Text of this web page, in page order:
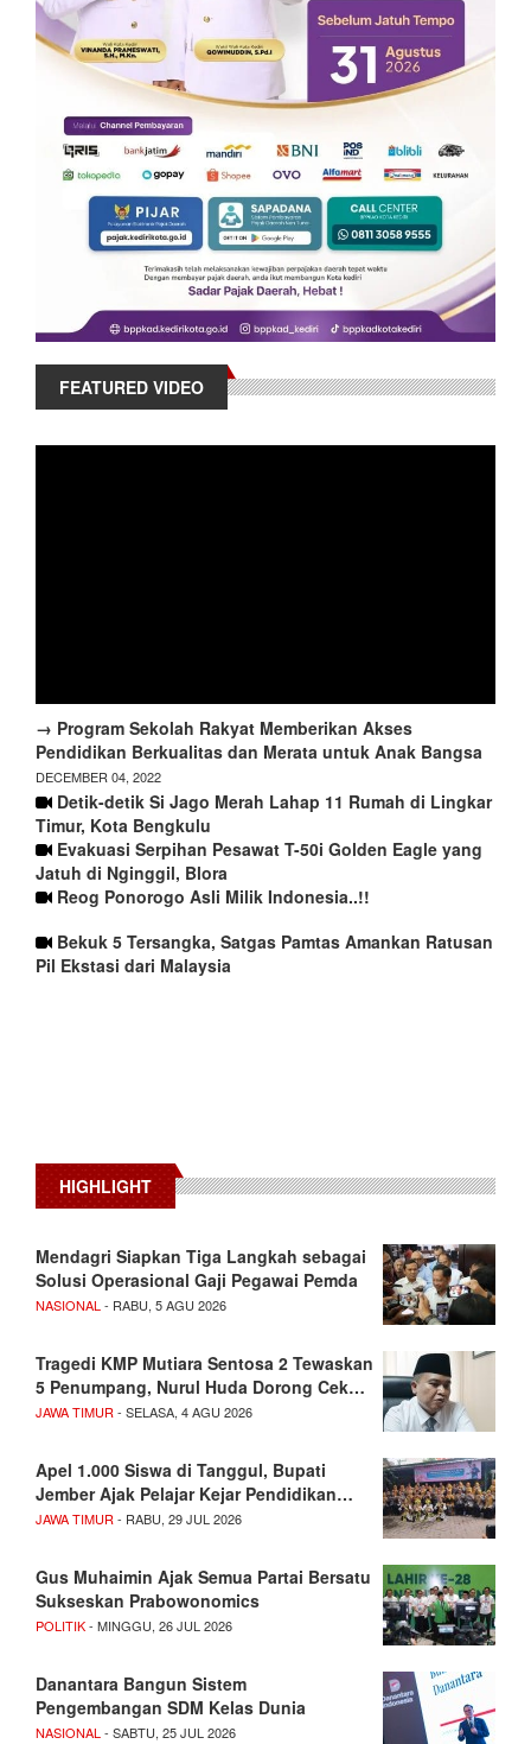
FEATURED VIDEO
→ Program Sekolah Rakyat Memberikan Akses
Pendidikan Berkualitas dan Merata untuk Anak Bangsa
DECEMBER 04, 2022
Detik-detik Si Jago Merah Lahap 11 Rumah di Lingkar
Timur, Kota Bengkulu
Evakuasi Serpihan Pesawat T-50i Golden Eagle yang
Jatuh di Nginggil, Blora
Reog Ponorogo Asli Milik Indonesia..!!
Bekuk 5 Tersangka, Satgas Pamtas Amankan Ratusan
Pil Ekstasi dari Malaysia
HIGHLIGHT
Mendagri Siapkan Tiga Langkah sebagai
Solusi Operasional Gaji Pegawai Pemda
NASIONAL - RABU, 5 AGU 2026
Tragedi KMP Mutiara Sentosa 2 Tewaskan
5 Penumpang, Nurul Huda Dorong Cek…
JAWA TIMUR - SELASA, 4 AGU 2026
Apel 1.000 Siswa di Tanggul, Bupati
Jember Ajak Pelajar Kejar Pendidikan…
JAWA TIMUR - RABU, 29 JUL 2026
Gus Muhaimin Ajak Semua Partai Bersatu
Sukseskan Prabowonomics
POLITIK- MINGGU, 26 JUL 2026
Danantara Bangun Sistem
Pengembangan SDM Kelas Dunia
NASIONAL - SABTU, 25 JUL 2026